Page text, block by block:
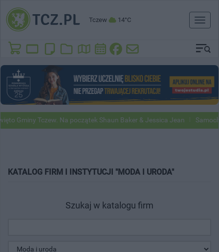
Tczew 14°C
Toggle
Gminy Tczew. Na początek Shaun Baker & Jessica Jean
KATALOG FIRM I INSTYTUCJI "MODA I URODA"
Szukaj w katalogu firm